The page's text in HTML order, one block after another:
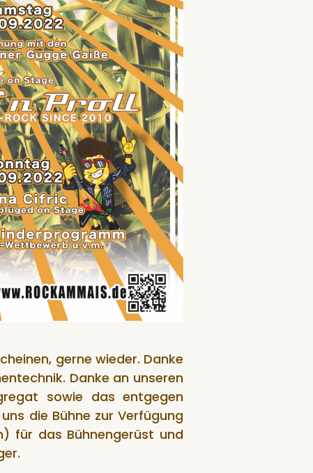
gerne wieder. Danke
Danke an unseren
sowie das entgegen
die Bühne zur Verfügung
für das Bühnengerüst und